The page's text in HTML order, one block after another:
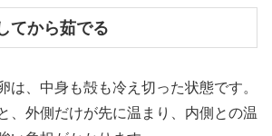
てから茹でる
は、中身も殻も冷え切った状態です。
、外側だけが先に温まり、内側との温